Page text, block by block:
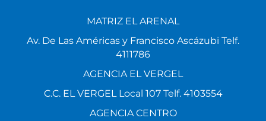
MATRIZ EL ARENAL
Av. De Las Américas y Francisco Ascázubi Telf.
4111786
AGENCIA EL VERGEL
C.C. EL VERGEL Local 107 Telf. 4103554
AGENCIA CENTRO